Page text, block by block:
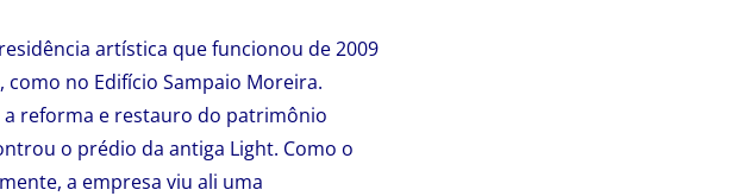
artística que funcionou de 2009
no Edifício Sampaio Moreira.
reforma e restauro do patrimônio
o prédio da antiga Light. Como o
a empresa viu ali uma